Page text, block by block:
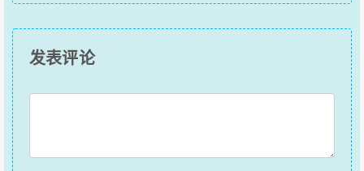
发表评论